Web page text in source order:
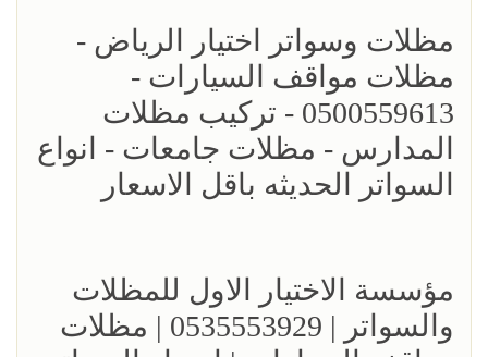
مظلات وسواتر اختيار الرياض -
مظلات مواقف السيارات -
0500559613 - تركيب مظلات
المدارس - مظلات جامعات - انواع
السواتر الحديثه باقل الاسعار
مؤسسة الاختيار الاول للمظلات
والسواتر | 0535553929 | مظلات